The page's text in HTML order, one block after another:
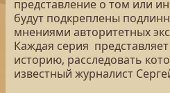
представление о том или
будут подкреплены
мнениями авторитетных
Каждая серия
историю, расследовать
известный журналист